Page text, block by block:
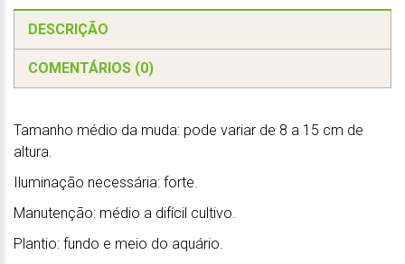
DESCRIÇÃO
COMENTÁRIOS (0)
Tamanho médio da muda: pode variar de 8 a 15 cm de
altura.
Iluminação necessária: forte.
Manutenção: médio a difícil cultivo.
Plantio: fundo e meio do aquário.